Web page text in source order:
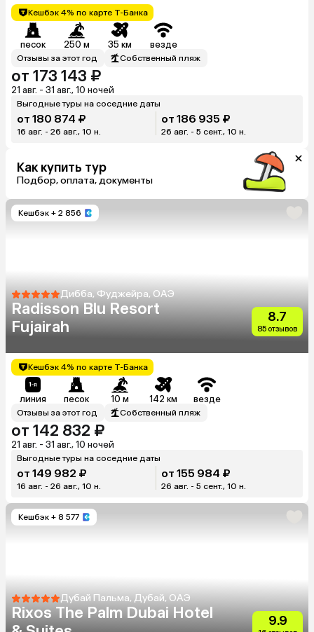
Кешбэк 4% по карте Т-Банка
песок 250 м 35 км везде
Отзывы за этот год Собственный пляж
от 173 143 ₽
21 авг. - 31 авг., 10 ночей
Выгодные туры на соседние даты
от 180 874 ₽
16 авг. - 26 авг., 10 н.
от 186 935 ₽
26 авг. - 5 сент., 10 н.
Как купить тур
Подбор, оплата, документы
Кешбэк + 2 856
Дибба, Фуджейра, ОАЭ
Radisson Blu Resort
Fujairah
8.7
85 отзывов
Кешбэк 4% по карте Т-Банка
линия песок 10 м 142 км везде
Отзывы за этот год Собственный пляж
от 142 832 ₽
21 авг. - 31 авг., 10 ночей
Выгодные туры на соседние даты
от 149 982 ₽
16 авг. - 26 авг., 10 н.
от 155 984 ₽
26 авг. - 5 сент., 10 н.
Кешбэк + 8 577
Дубай Пальма, Дубай, ОАЭ
Rixos The Palm Dubai Hotel
9.9